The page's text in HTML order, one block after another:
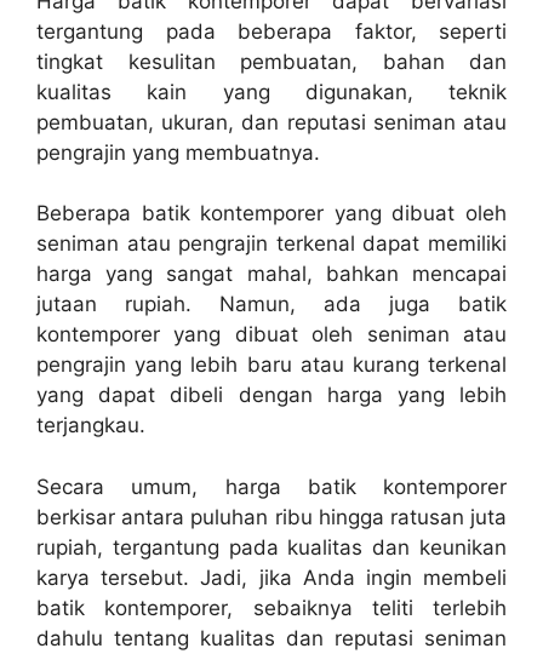
tergantung pada beberapa faktor, seperti
tingkat kesulitan pembuatan, bahan dan
kualitas kain yang digunakan, teknik
pembuatan, ukuran, dan reputasi seniman atau
pengrajin yang membuatnya.
Beberapa batik kontemporer yang dibuat oleh
seniman atau pengrajin terkenal dapat memiliki
harga yang sangat mahal, bahkan mencapai
jutaan rupiah. Namun, ada juga batik
kontemporer yang dibuat oleh seniman atau
pengrajin yang lebih baru atau kurang terkenal
yang dapat dibeli dengan harga yang lebih
terjangkau.
Secara umum, harga batik kontemporer
berkisar antara puluhan ribu hingga ratusan juta
rupiah, tergantung pada kualitas dan keunikan
karya tersebut. Jadi, jika Anda ingin membeli
batik kontemporer, sebaiknya teliti terlebih
dahulu tentang kualitas dan reputasi seniman